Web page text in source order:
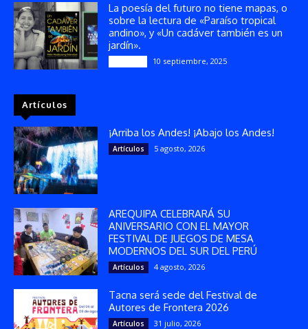
La poesía del futuro no tiene mapas, o
sobre la lectura de «Paraíso tropical
andino», y «Un cadáver también es un
jardín».
10 septiembre, 2025
Artículos
¡Arriba los Andes! ¡Abajo los Andes!
Artículos 5 agosto, 2026
AREQUIPA CELEBRARÁ SU
ANIVERSARIO CON EL MAYOR
FESTIVAL DE JUEGOS DE MESA
MODERNOS DEL SUR DEL PERÚ
Artículos 4 agosto, 2026
Tacna será sede del Festival de
Autores de Frontera 2026
Artículos 31 julio, 2026